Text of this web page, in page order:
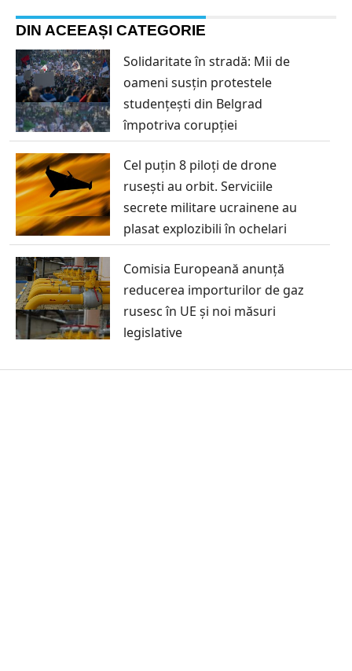
DIN ACEEAȘI CATEGORIE
Solidaritate în stradă: Mii de
oameni susțin protestele
studențești din Belgrad
împotriva corupției
Cel puțin 8 piloți de drone
rusești au orbit. Serviciile
secrete militare ucrainene au
plasat explozibili în ochelari
Comisia Europeană anunță
reducerea importurilor de gaz
rusesc în UE și noi măsuri
legislative